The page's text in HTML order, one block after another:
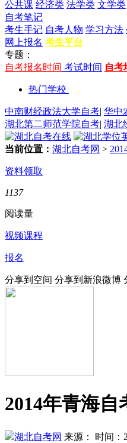
公共课 经济类 法学类 文学类
自考笔记
考生手记 自考人物 学习方法
网上报名 考生平台
专题：
自考报名时间 考试时间 自考
热门学校
中南财经政法大学自考| 华中
湖北第二师范学院自考| 湖北
当前位置： 湖北自考网 >
资料领取
1137
阅读量
视频课程
报名
分享到空间 分享到新浪微博
2014年青海自
湖北自考网 来源：
时间：